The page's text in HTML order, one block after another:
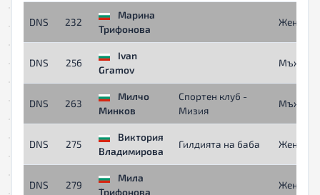
DNS 232
Марина
Трифонова
Жени
DNS 256
Ivan
Gramov
Мъже
DNS 263
Милчо
Минков
Спортен клуб -
Мизия
Мъже
DNS 275
Виктория
Владимирова
Гилдията на баба Жени
DNS 279
Мила
Трифонова
Жени